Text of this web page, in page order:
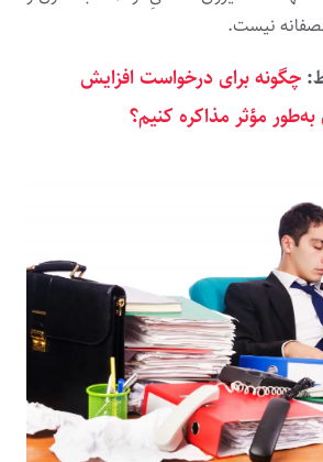
نیست.
چگونه برای درخواست افزایش
مؤثر مذاکره کنیم؟